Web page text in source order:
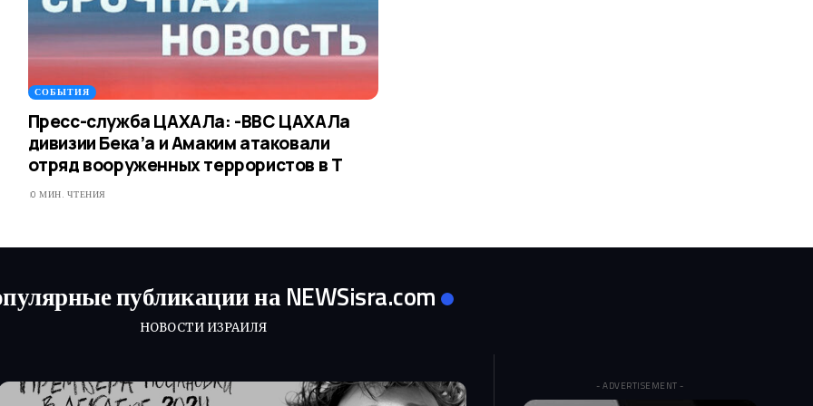
СОБЫТИЯ
Пресс-служба ЦАХАЛа: -ВВС ЦАХАЛа
дивизии Бека’а и Амаким атаковали
отряд вооруженных террористов в Т
0 МИН. ЧТЕНИЯ
публикации на NEWSisra.com
НОВОСТИ ИЗРАИЛЯ
- ADVERTISEMENT -